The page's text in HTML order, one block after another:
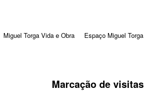
Miguel Torga Vida e Obra Espaço Miguel Torga
Marcação de visitas